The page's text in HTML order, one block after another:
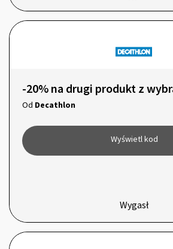
-20% na drugi produkt z
Od Decathlon
Wyświetl kod
Wygasł